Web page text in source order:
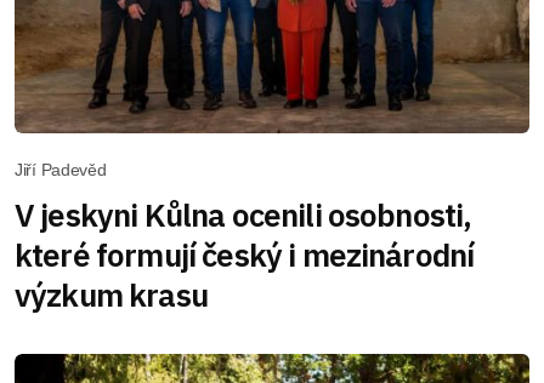
Jiří Padevěd
V jeskyni Kůlna ocenili osobnosti,
které formují český i mezinárodní
výzkum krasu